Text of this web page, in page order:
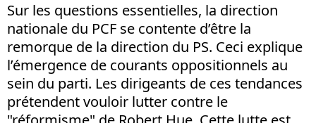
Sur les questions essentielles, la direction
nationale du PCF se contente d’être la
remorque de la direction du PS. Ceci explique
l’émergence de courants oppositionnels au
sein du parti. Les dirigeants de ces tendances
prétendent vouloir lutter contre le